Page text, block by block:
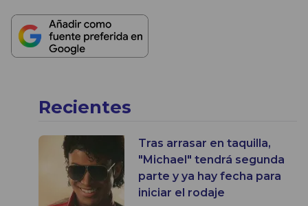
Recientes
Tras arrasar en taquilla,
"Michael" tendrá segunda
parte y ya hay fecha para
iniciar el rodaje